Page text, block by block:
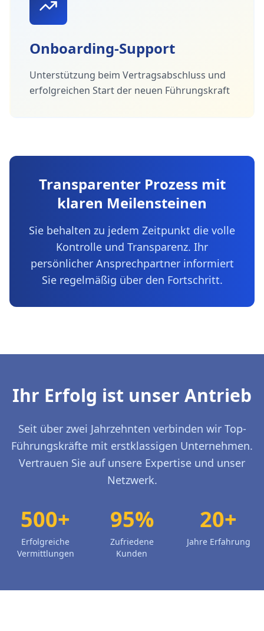
Onboarding-Support
Unterstützung beim Vertragsabschluss und
erfolgreichen Start der neuen Führungskraft
Transparenter Prozess mit
klaren Meilensteinen
Sie behalten zu jedem Zeitpunkt die volle
Kontrolle und Transparenz. Ihr
persönlicher Ansprechpartner informiert
Sie regelmäßig über den Fortschritt.
Ihr Erfolg ist unser Antrieb
Seit über zwei Jahrzehnten verbinden wir Top-
Führungskräfte mit erstklassigen Unternehmen.
Vertrauen Sie auf unsere Expertise und unser
Netzwerk.
500+
Erfolgreiche
Vermittlungen
95%
Zufriedene
Kunden
20+
Jahre Erfahrung